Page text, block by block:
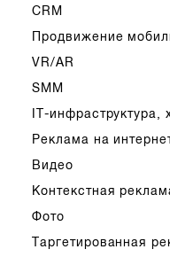
CRM
Продвижение
VR/AR
SMM
IT-инфраструктура,
Реклама на
Видео
Контекстная
Фото
Таргетированная